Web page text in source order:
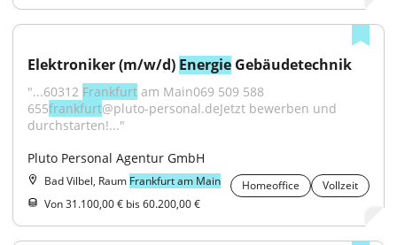
Elektroniker (m/w/d) Energie Gebäudetechnik
"...60312 Frankfurt am Main069 509 588
655frankfurt@pluto-personal.deJetzt bewerben und
durchstarten!..."
Pluto Personal Agentur GmbH
Bad Vilbel, Raum Frankfurt am Main Homeoffice
Vollzeit
Von 31.100,00 € bis 60.200,00 €